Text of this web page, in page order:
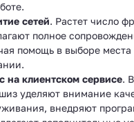
сетей. Растет число
полное
помощь в выборе
на клиентском сервисе.
уделяют внимание
внедряют